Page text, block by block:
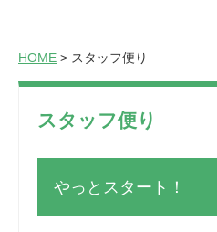
HOME > スタッフ便り
スタッフ便り
やっとスタート！